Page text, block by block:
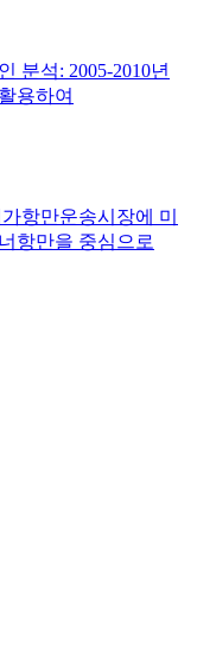
분석: 2005-2010년
용하여
항만운송시장에 미
항만을 중심으로